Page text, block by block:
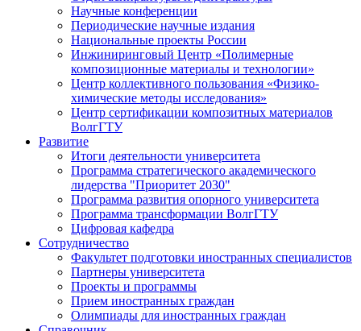
Научные конференции
Периодические научные издания
Национальные проекты России
Инжиниринговый Центр «Полимерные
композиционные материалы и технологии»
Центр коллективного пользования «Физико-
химические методы исследования»
Центр сертификации композитных материалов
ВолгГТУ
Развитие
Итоги деятельности университета
Программа стратегического академического
лидерства "Приоритет 2030"
Программа развития опорного университета
Программа трансформации ВолгГТУ
Цифровая кафедра
Сотрудничество
Факультет подготовки иностранных специалистов
Партнеры университета
Проекты и программы
Прием иностранных граждан
Олимпиады для иностранных граждан